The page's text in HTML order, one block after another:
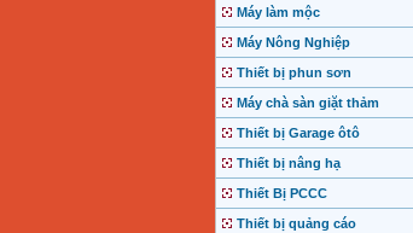
Máy làm mộc
Máy Nông Nghiệp
Thiết bị phun sơn
Máy chà sàn giặt thảm
Thiết bị Garage ôtô
Thiết bị nâng hạ
Thiết Bị PCCC
Thiết bị quảng cáo